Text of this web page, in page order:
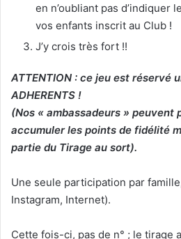
en n’oubliant pas d’indiquer
vos enfants inscrit au Club !
J’y crois très fort !!
ATTENTION : ce jeu est réservé
ADHERENTS !
(Nos « ambassadeurs » peuvent
accumuler les points de fidélité
partie du Tirage au sort).
Une seule participation par
Instagram, Internet).
Cette fois-ci, pas de n° ; le tirage